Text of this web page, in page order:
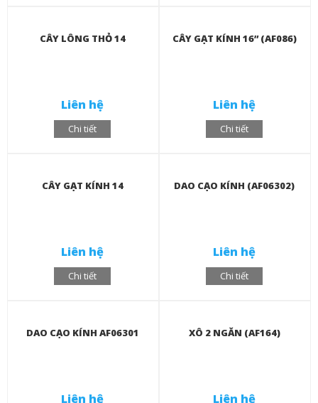
CÂY LÔNG THỎ 14
Liên hệ
Chi tiết
CÂY GẠT KÍNH 16” (AF086)
Liên hệ
Chi tiết
CÂY GẠT KÍNH 14
Liên hệ
Chi tiết
DAO CẠO KÍNH (AF06302)
Liên hệ
Chi tiết
DAO CẠO KÍNH AF06301
Liên hệ
XÔ 2 NGĂN (AF164)
Liên hệ